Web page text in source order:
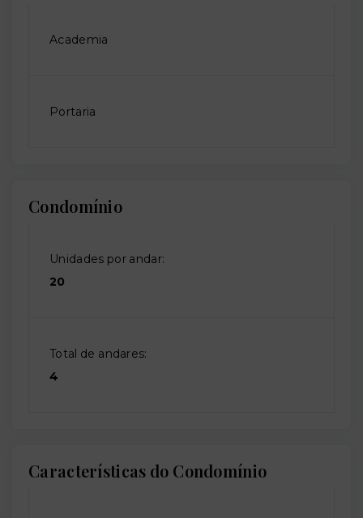
Academia
Portaria
Condomínio
Unidades por andar:
20
Total de andares:
4
Características do Condomínio